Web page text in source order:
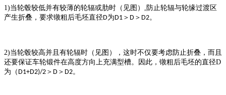
1)当轮毂较低并有较薄的轮辐或肋时（见图 ） , 防止轮辐与轮缘过渡区
产生折叠，要求镦粗后毛坯直径D为D1 ＞ D ＞ D2。
2)当轮毂较高并且有轮辐时（见图 ）
，这时不仅要考虑防止折叠，而且
还要保证车轮锻件在高度方向上充满型槽。因此，镦粗后毛坯的直径D
为（ D1+D2)/2 ＞ D ＞ D2。